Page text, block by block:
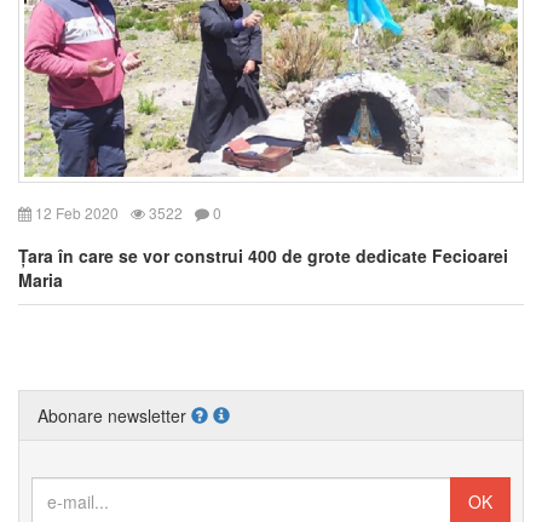
12 Feb 2020 3522 0
Țara în care se vor construi 400 de grote dedicate Fecioarei
Maria
Abonare newsletter